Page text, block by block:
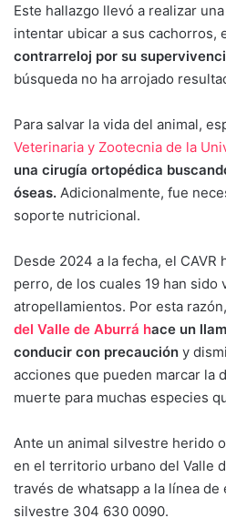
Este hallazgo llevó a realizar
intentar ubicar a sus cachorros,
contrarreloj por su
búsqueda no ha arrojado
Para salvar la vida del animal,
Veterinaria y Zootecnia de la
una cirugía ortopédica
óseas. Adicionalmente, fue
soporte nutricional.
Desde 2024 a la fecha, el CAVR
perro, de los cuales 19 han sido
atropellamientos. Por esta razón,
del Valle de Aburrá hace un
conducir con precaución y
acciones que pueden marcar la
muerte para muchas especies
Ante un animal silvestre herido
en el territorio urbano del Valle
través de whatsapp a la línea
silvestre 304 630 0090.